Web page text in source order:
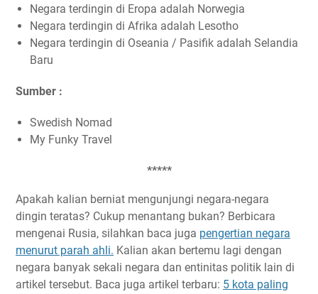
Negara terdingin di Eropa adalah Norwegia
Negara terdingin di Afrika adalah Lesotho
Negara terdingin di Oseania / Pasifik adalah Selandia
Baru
Sumber :
Swedish Nomad
My Funky Travel
*****
Apakah kalian berniat mengunjungi negara-negara
dingin teratas? Cukup menantang bukan? Berbicara
mengenai Rusia, silahkan baca juga pengertian negara
menurut parah ahli. Kalian akan bertemu lagi dengan
negara banyak sekali negara dan entinitas politik lain di
artikel tersebut. Baca juga artikel terbaru: 5 kota paling